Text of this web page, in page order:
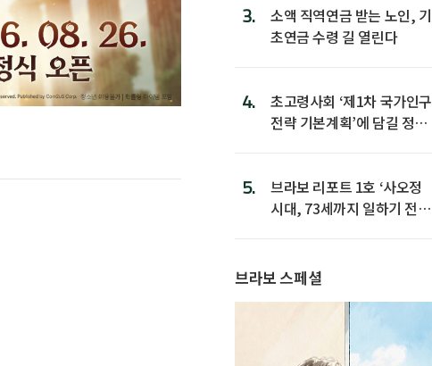
3.
소액 직역연금 받는 노인, 기
초연금 수령 길 열린다
4.
초고령사회 ‘제1차 국가인구
전략 기본계획’에 담길 정책
5.
브라보 리포트 1호 ‘사오정
시대, 73세까지 일하기 전략’
브라보 스페셜